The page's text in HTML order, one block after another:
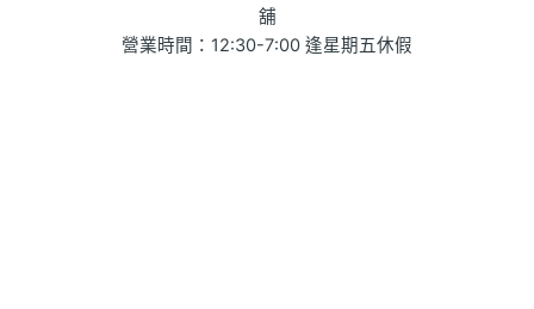
舖
營業時間：12:30-7:00 逢星期五休假